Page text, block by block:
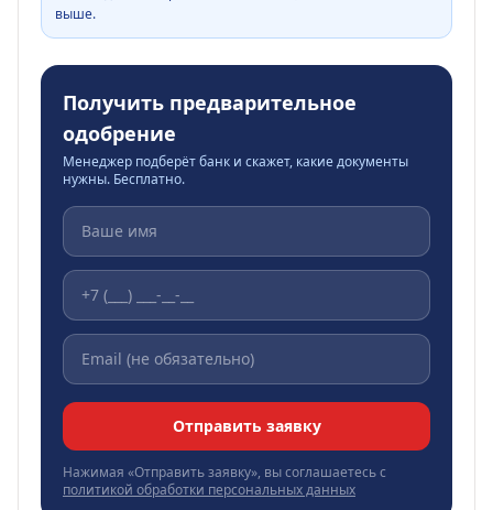
выше.
Получить предварительное
одобрение
Менеджер подберёт банк и скажет, какие документы
нужны. Бесплатно.
Отправить заявку
Нажимая «Отправить заявку», вы соглашаетесь с
политикой обработки персональных данных